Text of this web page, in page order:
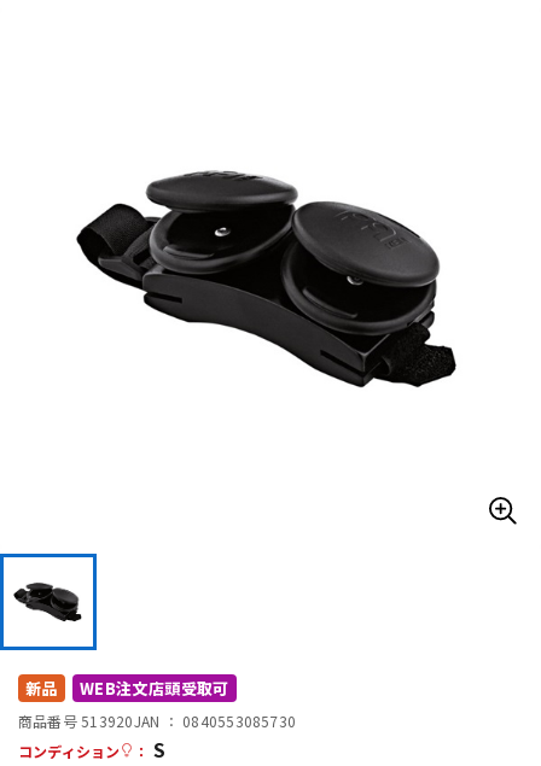
ドラム
キーボード 電子ピアノ
その他楽器
配信/ライブ機器
新品 WEB注文店頭受取可
商品番号 513920JAN ： 0840553085730
コンディション
： S